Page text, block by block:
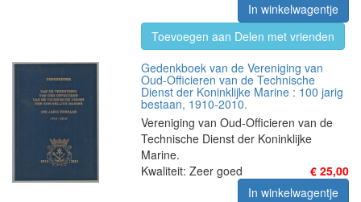
In winkelwagentje
Toevoegen aan Delen met vrienden
Gedenkboek van de Vereniging van
Oud-Officieren van de Technische
Dienst der Koninklijke Marine : 100 jarig
bestaan, 1910-2010.
Vereniging van Oud-Officieren van de
Technische Dienst der Koninklijke
Marine.
€ 25,00
Kwaliteit: Zeer goed
In winkelwagentje